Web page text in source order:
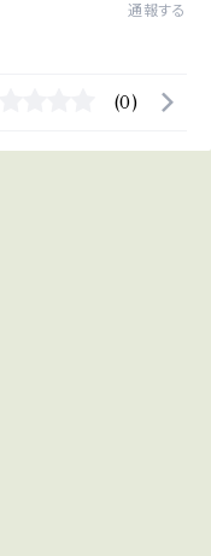
通報する
(0)